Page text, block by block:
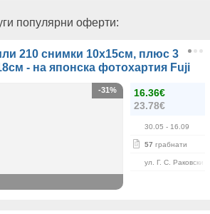
популярни оферти:
210 снимки 10х15см, плюс 3
- на японска фотохартия Fuji
16.36€
23.78€
30.05 - 16.09
57 грабнати
ул. Г. С. Раковски
-31%